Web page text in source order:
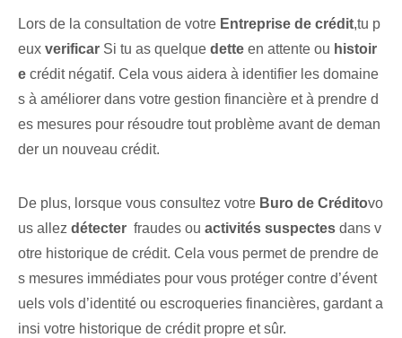
Lors de la consultation de votre Entreprise de crédit,tu p
eux verificar Si tu as quelque dette en attente ou histoir
e crédit négatif. Cela vous aidera à identifier les domaine
s à améliorer dans votre gestion financière et à prendre d
es mesures pour résoudre tout problème avant de deman
der un nouveau crédit.
De plus, lorsque vous consultez votre⁢ Buro de Créditovo
us allez détecter ​ fraudes ou⁤ activités suspectes dans v
otre historique de crédit. Cela vous permet de prendre de
s mesures immédiates pour vous protéger contre d’évent
uels vols d’identité ou escroqueries financières, gardant a
insi votre historique de crédit propre et sûr.